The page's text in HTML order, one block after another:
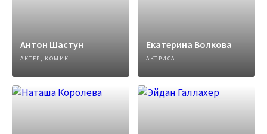
Антон Шастун
АКТЕР, КОМИК
Екатерина Волкова
АКТРИСА